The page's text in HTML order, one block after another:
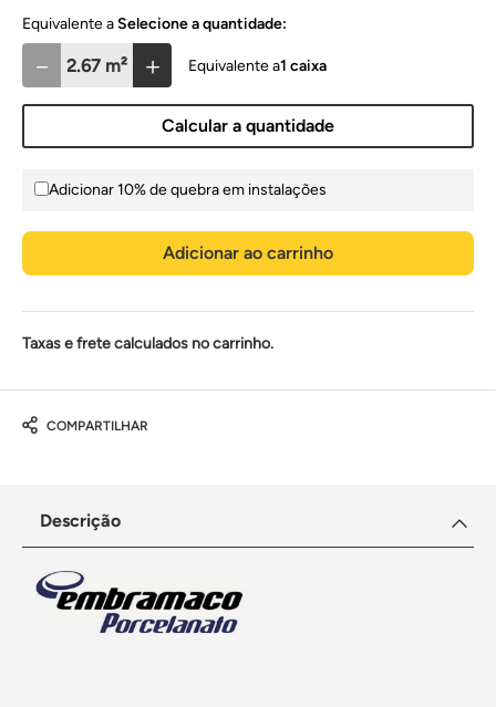
＋
－
Selecione a quantidade:
1 caixa
Calcular a quantidade
Adicionar 10% de quebra em instalações
Adicionar ao carrinho
Taxas e frete calculados no carrinho.
COMPARTILHAR
Descrição